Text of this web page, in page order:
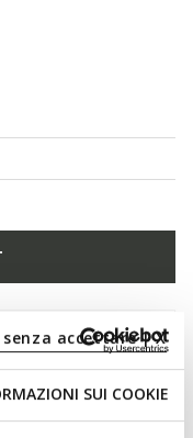
SUI COOKIE
accettare | X
days
delivery date